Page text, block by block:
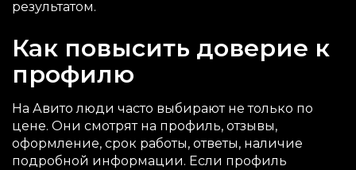
результатом.
Как повысить доверие к
профилю
На Авито люди часто выбирают не только по
цене. Они смотрят на профиль, отзывы,
оформление, срок работы, ответы, наличие
подробной информации. Если профиль